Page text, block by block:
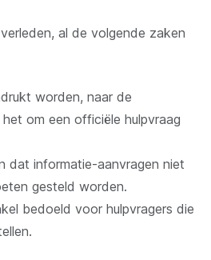
al de volgende zaken
worden, naar de
om een officiële hulpvraag
dat informatie-aanvragen niet
gesteld worden.
bedoeld voor hulpvragers die